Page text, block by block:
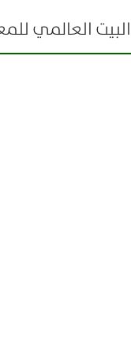
البيت العالمي